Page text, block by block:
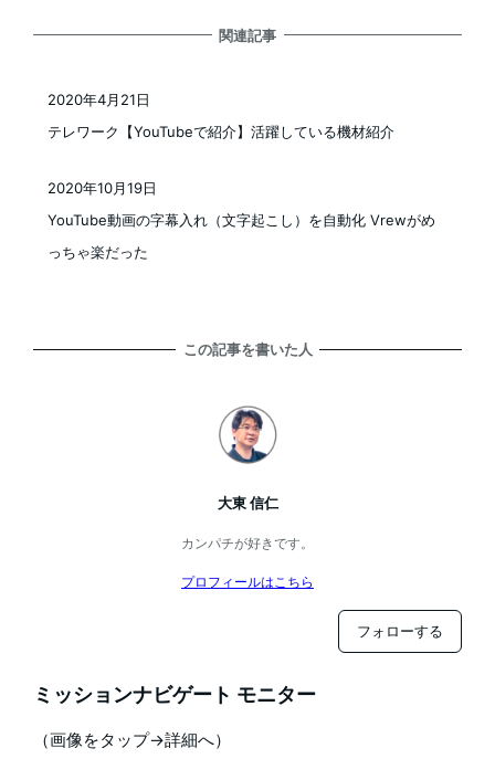
関連記事
テレワーク【YouTubeで紹介】活躍している機材紹介
2020年4月21日
YouTube動画の字幕入れ（文字起こし）を自動化 Vrewがめ
っちゃ楽だった
2020年10月19日
この記事を書いた人
大東 信仁
カンパチが好きです。
プロフィールはこちら
フォローする
ミッションナビゲート モニター
（画像をタップ→詳細へ）